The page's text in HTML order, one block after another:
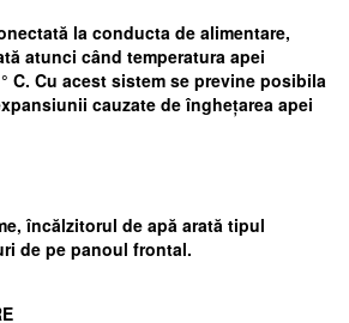
la conducta de alimentare,
atunci când temperatura apei
C. Cu acest sistem se previne posibila
cauzate de înghețarea apei
încălzitorul de apă arată tipul
de pe panoul frontal.